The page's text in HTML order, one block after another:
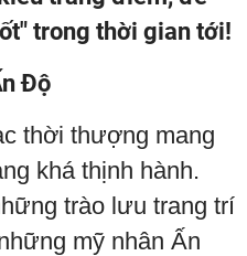
trong thời gian tới!
Độ
thời thượng mang
khá thịnh hành.
trào lưu trang trí
mỹ nhân Ấn